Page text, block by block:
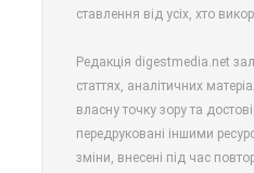
ставлення від усіх, хто
Редакція digestmedia.net
статтях, аналітичних
власну точку зору та
передруковані іншими
зміни, внесені під час